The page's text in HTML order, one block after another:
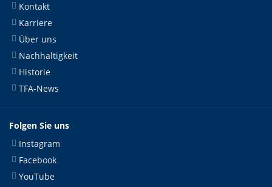
Kontakt
Karriere
Über uns
Nachhaltigkeit
Historie
TFA-News
Folgen Sie uns
Instagram
Facebook
YouTube